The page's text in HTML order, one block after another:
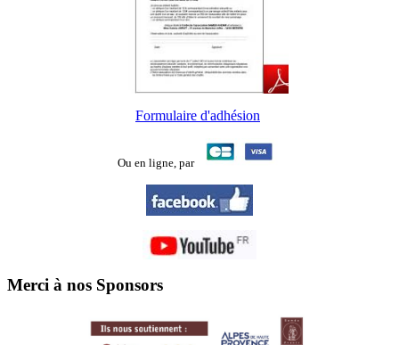
Formulaire d'adhésion
Ou en ligne, par
Merci à nos Sponsors